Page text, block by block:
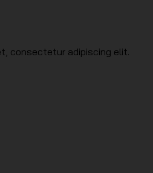
consectetur adipiscing elit.